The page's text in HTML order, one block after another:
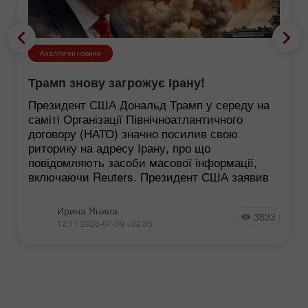
Аналітичні новини
Трамп знову загрожує Ірану!
Президент США Дональд Трамп у середу на
саміті Організації Північноатлантичного
договору (НАТО) значно посилив свою
риторику на адресу Ірану, про що
повідомляють засоби масової інформації,
включаючи Reuters. Президент США заявив
Ирина Янина
12:11 2026-07-09 +02:00 3833